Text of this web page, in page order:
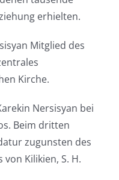
erhielten.
Mitglied des
Kirche.
Nersisyan bei
Beim dritten
zugunsten des
Kilikien, S. H.